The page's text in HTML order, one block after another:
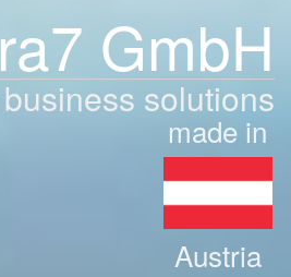
GmbH
solutions
made in
Austria